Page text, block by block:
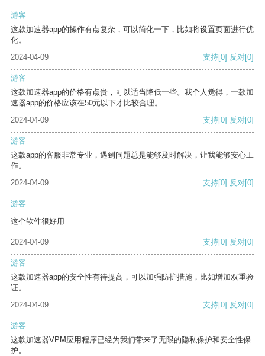
游客
这款加速器app的操作有点复杂，可以简化一下，比如将设置页面进行优
化。
2024-04-09
支持[0] 反对[0]
游客
这款加速器app的价格有点贵，可以适当降低一些。我个人觉得，一款加
速器app的价格应该在50元以下才比较合理。
2024-04-09
支持[0] 反对[0]
游客
这款app的客服非常专业，遇到问题总是能够及时解决，让我能够安心工
作。
2024-04-09
支持[0] 反对[0]
游客
这个软件很好用
2024-04-09 支持[0] 反对[0]
游客
这款加速器app的安全性有待提高，可以加强防护措施，比如增加双重验
证。
2024-04-09
支持[0] 反对[0]
游客
这款加速器VPM应用程序已经为我们带来了无限的隐私保护和安全性保
护。